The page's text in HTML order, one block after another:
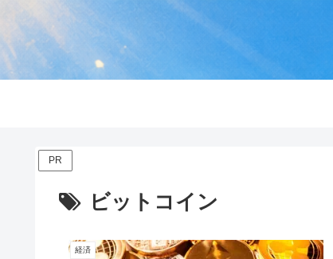
PR
ビットコイン
経済